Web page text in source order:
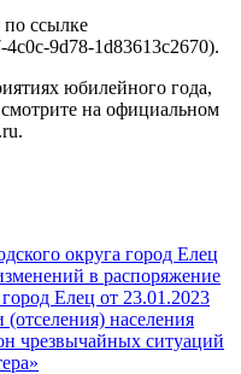
по ссылке
9d78-1d83613c2670).
юбилейного года,
на официальном
округа город Елец
в распоряжение
Елец от 23.01.2023
населения
чрезвычайных ситуаций